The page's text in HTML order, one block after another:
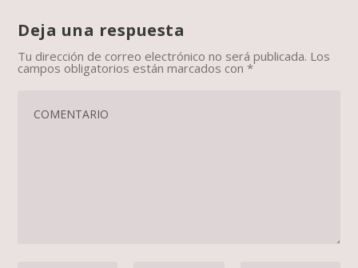
Deja una respuesta
Tu dirección de correo electrónico no será publicada. Los
campos obligatorios están marcados con*